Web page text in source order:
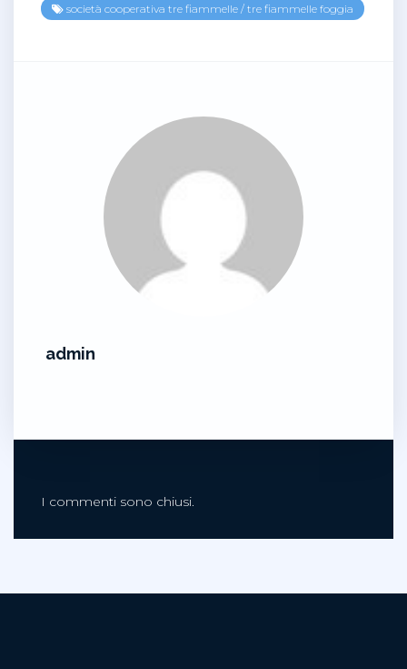
società cooperativa tre fiammelle / tre fiammelle foggia
admin
I commenti sono chiusi.